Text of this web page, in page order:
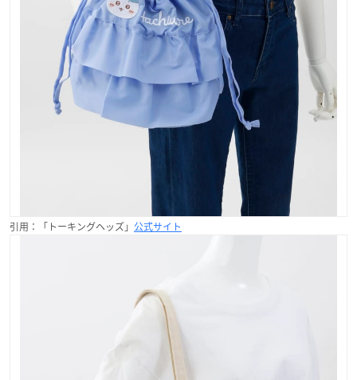
引用：「トーキングヘッズ」 公式サイト